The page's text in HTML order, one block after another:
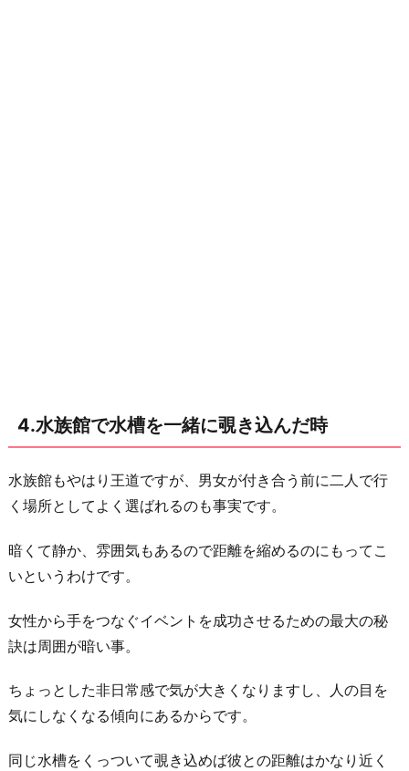
4.水族館で水槽を一緒に覗き込んだ時
水族館もやはり王道ですが、男女が付き合う前に二人で行
く場所としてよく選ばれるのも事実です。
暗くて静か、雰囲気もあるので距離を縮めるのにもってこ
いというわけです。
女性から手をつなぐイベントを成功させるための最大の秘
訣は周囲が暗い事。
ちょっとした非日常感で気が大きくなりますし、人の目を
気にしなくなる傾向にあるからです。
同じ水槽をくっついて覗き込めば彼との距離はかなり近く